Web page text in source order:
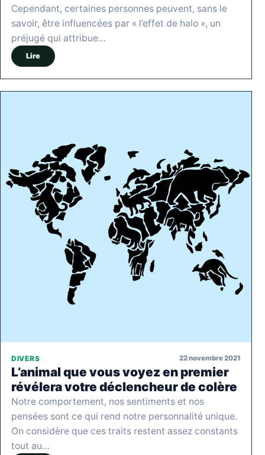
Cependant, certaines personnes peuvent, sans le
savoir, être influencées par « l’effet de halo », un
préjugé qui attribue…
Lire
DIVERS 22 novembre 2021
L’animal que vous voyez en premier
révélera votre déclencheur de colère
Notre comportement, nos sentiments et nos
pensées sont ce qui rend notre personnalité unique.
On considère que ces traits restent assez constants
tout au…